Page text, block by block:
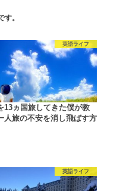
す。
英語ライフ
13ヵ国旅してきた僕が教
人旅の不安を消し飛ばす方
英語ライフ